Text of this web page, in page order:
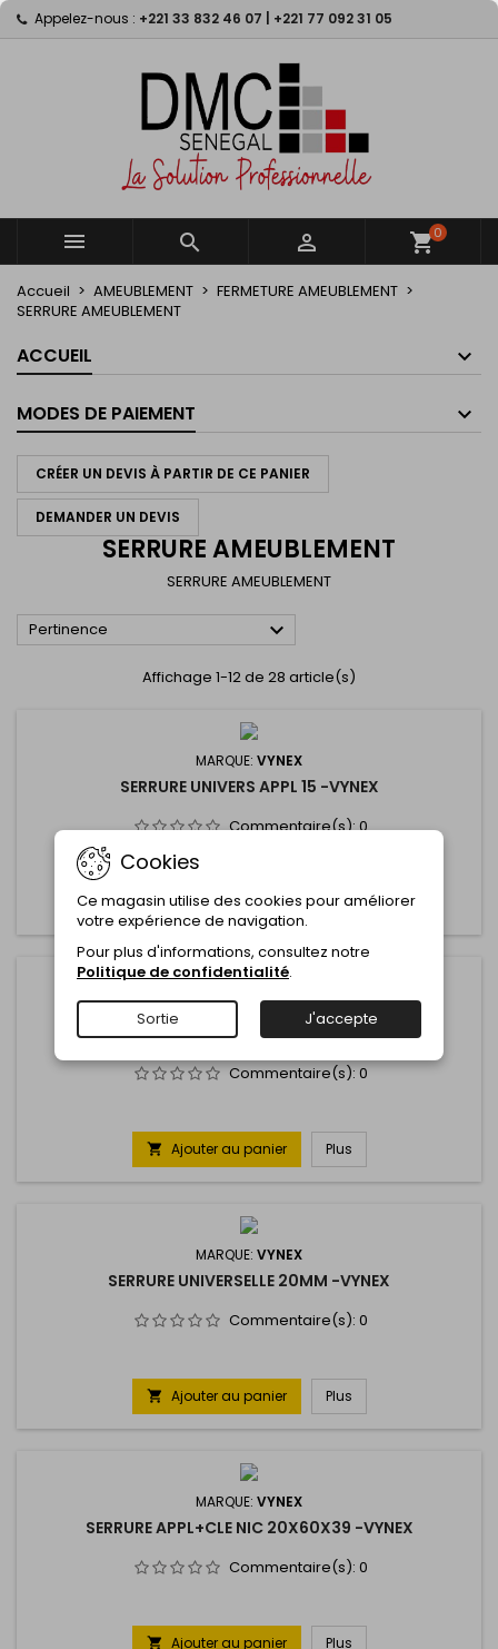
Appelez-nous : +221 33 832 46 07 | +221 77 092 31 05
   shopping_cart0
Accueil AMEUBLEMENT
FERMETURE AMEUBLEMENT
SERRURE AMEUBLEMENT
ACCUEIL
MODES DE PAIEMENT
CRÉER UN DEVIS À PARTIR DE CE PANIER
DEMANDER UN DEVIS
SERRURE AMEUBLEMENT
SERRURE AMEUBLEMENT
Pertinence 
Affichage 1-12 de 28 article(s)
MARQUE: VYNEX
SERRURE UNIVERS APPL 15 -VYNEX
Commentaire(s):0
 Ajouter au panier Plus
MARQUE: VYNEX
SERRURE UNIVER 25 A.POLI -VYNEX
Commentaire(s): 0
 Ajouter au panier Plus
MARQUE: VYNEX
SERRURE UNIVERSELLE 20MM -VYNEX
Commentaire(s): 0
 Ajouter au panier Plus
MARQUE: VYNEX
SERRURE APPL+CLE NIC 20X60X39 -VYNEX
Commentaire(s): 0
 Ajouter au panier Plus
My wishlists ×
add_circle_outlineCreate new list
((modalTitle)) ×
((confirmMessage))
((cancelText)) ((modalDeleteText))
((title)) ×
((cancelText)) ((createText))
Connexion ×
Vous devez être connecté pour ajouter des produits
à votre liste d'envies.
((cancelText)) ((loginText))
Cookies
Ce magasin utilise des cookies pour améliorer
votre expérience de navigation.
Pour plus d'informations, consultez notre
Politique de confidentialité.
Sortie J'accepte